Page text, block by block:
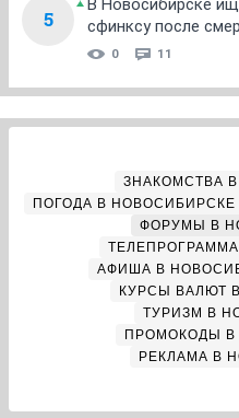
5
В Новосибирске
сфинксу после
0 11
ЗНАКОМСТВА
ПОГОДА В НОВОСИБИРСКЕ
ФОРУМЫ В
АФИША В
КУРСЫ ВАЛЮТ
ТУРИЗМ В
ПРОМОКОДЫ
РЕКЛАМА В